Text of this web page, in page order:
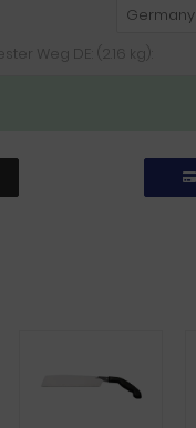
Germany
Weg DE: (2.16 kg):